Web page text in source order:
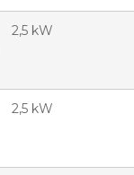
2,5 kW
2,5 kW